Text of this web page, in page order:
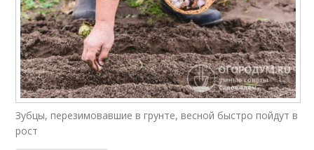
Зубцы, перезимовавшие в грунте, весной быстро пойдут в
рост